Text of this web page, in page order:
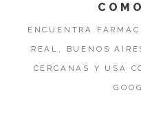
ENCUENTRA
REAL, BUENOS
CERCANAS Y USA